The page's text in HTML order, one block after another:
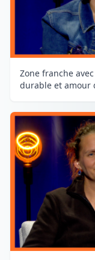
Zone franche
durable et amour